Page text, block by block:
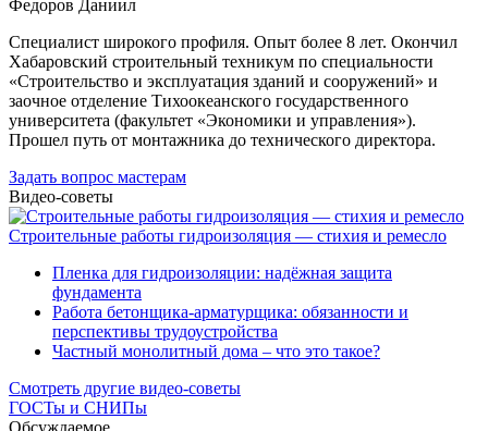
Федоров Даниил
Специалист широкого профиля. Опыт более 8 лет. Окончил
Хабаровский строительный техникум по специальности
«Строительство и эксплуатация зданий и сооружений» и
заочное отделение Тихоокеанского государственного
университета (факультет «Экономики и управления»).
Прошел путь от монтажника до технического директора.
Задать вопрос мастерам
Видео-советы
Строительные работы гидроизоляция — стихия и ремесло
Пленка для гидроизоляции: надёжная защита
фундамента
Работа бетонщика-арматурщика: обязанности и
перспективы трудоустройства
Частный монолитный дома – что это такое?
Смотреть другие видео-советы
ГОСТы и СНИПы
Обсуждаемое